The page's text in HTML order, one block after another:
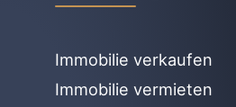
Immobilie verkaufen
Immobilie vermieten